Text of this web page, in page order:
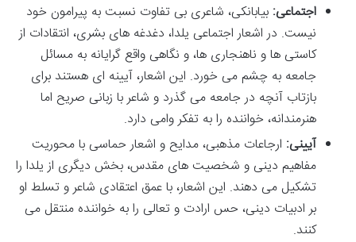
اجتماعی: بیابانکی، شاعری بی تفاوت نسبت به پیرامون خود
نیست. در اشعار اجتماعی یلدا، دغدغه های بشری، انتقادات از
کاستی ها و ناهنجاری ها، و نگاهی واقع گرایانه به مسائل
جامعه به چشم می خورد. این اشعار، آیینه ای هستند برای
بازتاب آنچه در جامعه می گذرد و شاعر با زبانی صریح اما
هنرمندانه، خواننده را به تفکر وامی دارد.
آیینی: ارجاعات مذهبی، مدایح و اشعار حماسی با محوریت
مفاهیم دینی و شخصیت های مقدس، بخش دیگری از یلدا را
تشکیل می دهند. این اشعار، با عمق اعتقادی شاعر و تسلط او
بر ادبیات دینی، حس ارادت و تعالی را به خواننده منتقل می
کنند.